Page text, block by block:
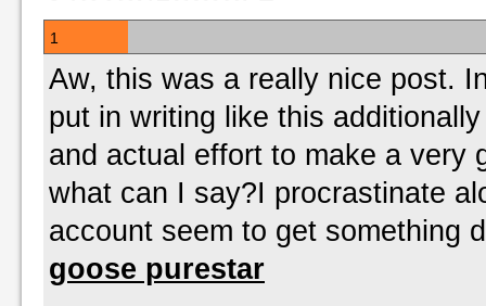
1
Aw, this was a really nice post.
put in writing like this
and actual effort to make a very
what can I say?I procrastinate
account seem to get something
goose purestar